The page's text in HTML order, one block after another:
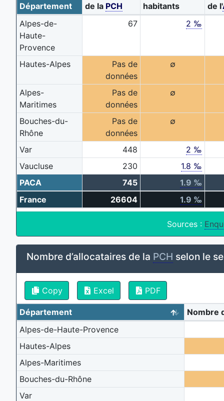
Département
de la PCH
habitants
de l'
Alpes-de-
Haute-
Provence
67 2 ‰
Hautes-Alpes
Pas de
données
∅
Alpes-
Maritimes
Pas de
données
∅
Bouches-du-
Rhône
Pas de
données
∅
Var 448
2 ‰
Vaucluse
230
1.8 ‰
PACA
745
1.9 ‰
France
26604 1.9 ‰
Sources :
Nombre d’allocataires de la PCH selon le
Copy Excel PDF
Département
Nombre
Alpes-de-Haute-Provence
Hautes-Alpes
Alpes-Maritimes
Bouches-du-Rhône
Var